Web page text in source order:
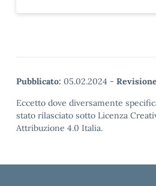
Pubblicato: 05.02.2024 -
Eccetto dove diversamente
stato rilasciato sotto Licenza
Attribuzione 4.0 Italia.